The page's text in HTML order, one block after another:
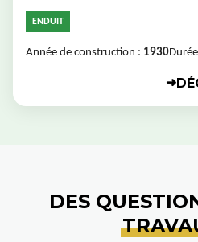
ENDUIT
Année de construction : 1930
➜
DES